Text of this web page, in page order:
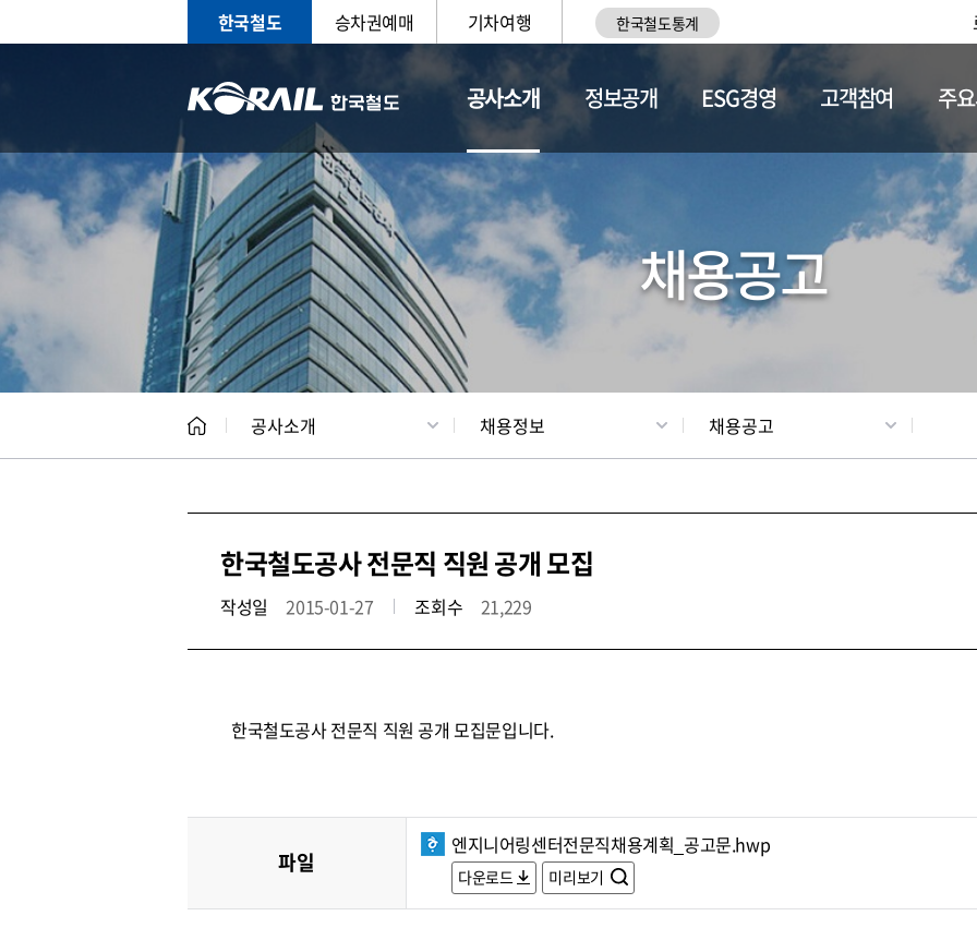
한국철도 승차권예매 기차여행 한국철도통계
공사소개
CEO 일반현황 채용정보
정보공개 ESG경영 고객참여 주
채용공고
공사소개 채용정보 채용공고
한국철도공사 전문직 직원 공개 모집
작성일 2015-01-27 조회수 21,229
한국철도공사 전문직 직원 공개 모집문입니다.
파일
엔지니어링센터전문직채용계획_공고문.hwp
다운로드 미리보기